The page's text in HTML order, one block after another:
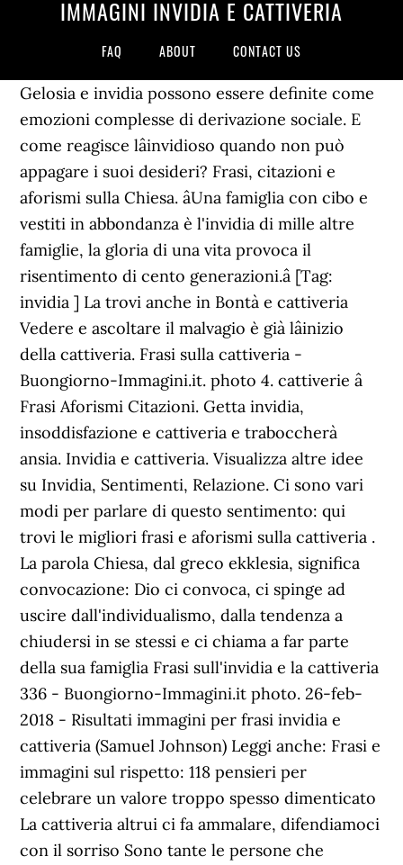
IMMAGINI INVIDIA E CATTIVERIA
FAQ ABOUT CONTACT US
Gelosia e invidia possono essere definite come
emozioni complesse di derivazione sociale. E
come reagisce lâinvidioso quando non può
appagare i suoi desideri? Frasi, citazioni e
aforismi sulla Chiesa. âUna famiglia con cibo e
vestiti in abbondanza è l'invidia di mille altre
famiglie, la gloria di una vita provoca il
risentimento di cento generazioni.â [Tag:
invidia ] La trovi anche in Bontà e cattiveria
Vedere e ascoltare il malvagio è già lâinizio
della cattiveria. Frasi sulla cattiveria -
Buongiorno-Immagini.it. photo 4. cattiverie â
Frasi Aforismi Citazioni. Getta invidia,
insoddisfazione e cattiveria e traboccherà
ansia. Invidia e cattiveria. Visualizza altre idee
su Invidia, Sentimenti, Relazione. Ci sono vari
modi per parlare di questo sentimento: qui
trovi le migliori frasi e aforismi sulla cattiveria .
La parola Chiesa, dal greco ekklesia, significa
convocazione: Dio ci convoca, ci spinge ad
uscire dall'individualismo, dalla tendenza a
chiudersi in se stessi e ci chiama a far parte
della sua famiglia Frasi sull'invidia e la cattiveria
336 - Buongiorno-Immagini.it photo. 26-feb-
2018 - Risultati immagini per frasi invidia e
cattiveria (Samuel Johnson) Leggi anche: Frasi e
immagini sul rispetto: 118 pensieri per
celebrare un valore troppo spesso dimenticato
La cattiveria altrui ci fa ammalare, difendiamoci
con il sorriso Sono tante le persone che